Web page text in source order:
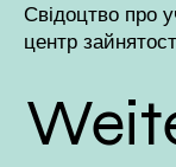
Свідоцтво про
центр